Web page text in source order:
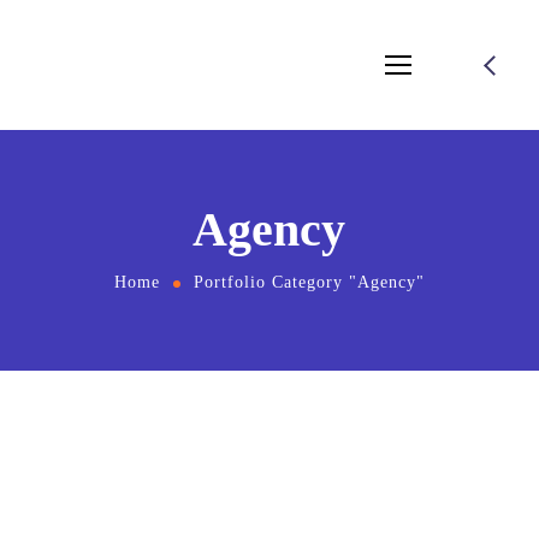
Agency
Home Portfolio Category "Agency"